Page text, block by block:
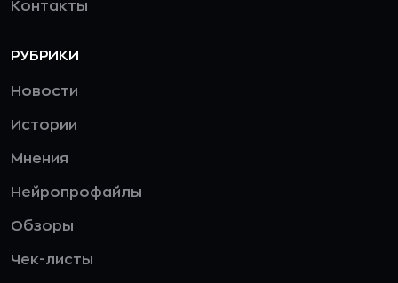
Контакты
РУБРИКИ
Новости
Истории
Мнения
Нейропрофайлы
Обзоры
Чек-листы